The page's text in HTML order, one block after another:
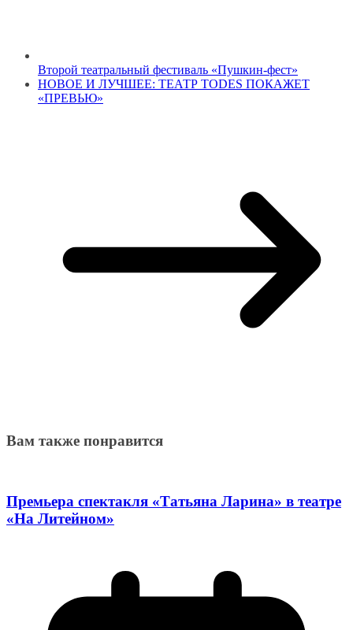
Второй театральный фестиваль «Пушкин-фест»
НОВОЕ И ЛУЧШЕЕ: ТЕАТР TODES ПОКАЖЕТ
«ПРЕВЬЮ»
Вам также понравится
Премьера спектакля «Татьяна Ларина» в театре
«На Литейном»